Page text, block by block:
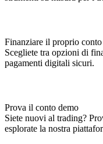
Finanziare il proprio conto
Scegliete tra opzioni di
pagamenti digitali sicuri.
Prova il conto demo
Siete nuovi al trading?
esplorate la nostra